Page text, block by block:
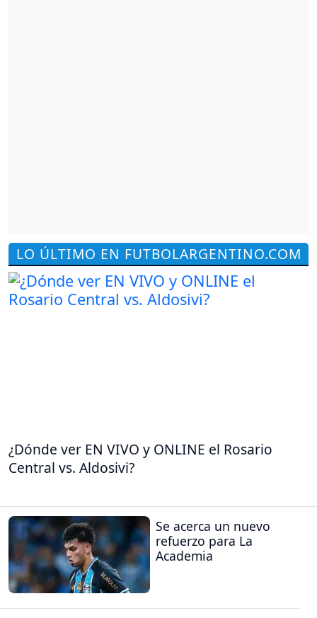
LO ÚLTIMO EN FUTBOLARGENTINO.COM
¿Dónde ver EN VIVO y ONLINE el Rosario
Central vs. Aldosivi?
Se acerca un nuevo
refuerzo para La
Academia